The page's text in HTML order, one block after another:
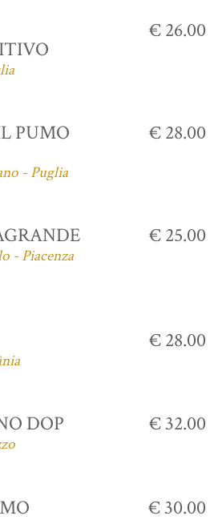
€ 26.00
PUMO
- Puglia
€ 28.00
- Piacenza
€ 25.00
€ 28.00
DOP € 32.00
€ 30.00